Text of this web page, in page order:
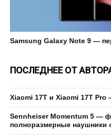
Samsung Galaxy Note 9 —
ПОСЛЕДНЕЕ ОТ
Xiaomi 17T и Xiaomi 17T
Sennheiser Momentum 5 —
полноразмерные наушники